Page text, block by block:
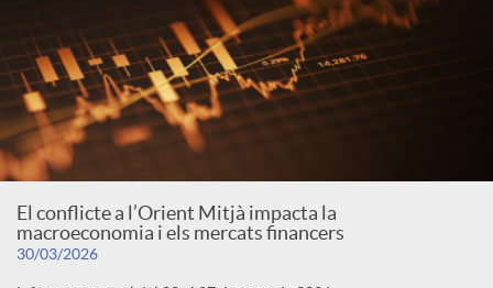
El conflicte a l’Orient Mitjà impacta la
macroeconomia i els mercats financers
30/03/2026